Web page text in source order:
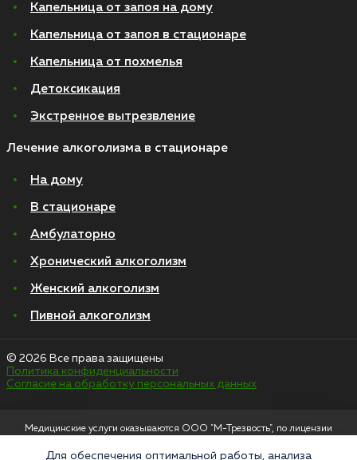
Капельница от запоя на дому
Капельница от запоя в стационаре
Капельница от похмелья
Детоксикация
Экстренное вытрезвление
Лечение алкоголизма в стационаре
На дому
В стационаре
Амбулаторно
Хронический алкоголизм
Женский алкоголизм
Пивной алкоголизм
© 2026 Все права защищены
Политика конфиденциальности
Согласие на обработку персональных данных
Медицинские услуги оказываются ООО "М-Трезвость", по лицензии
Москва, улица 8 Марта, 1с12, подъезд 1
Для обеспечения оптимальной работы, анализа